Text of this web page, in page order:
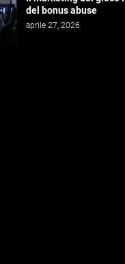
del bonus abuse
aprile 27, 2026